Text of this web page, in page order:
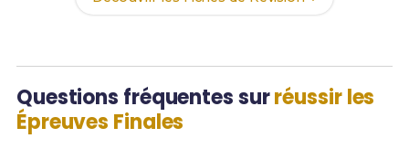
Questions fréquentes surréussir les
Épreuves Finales